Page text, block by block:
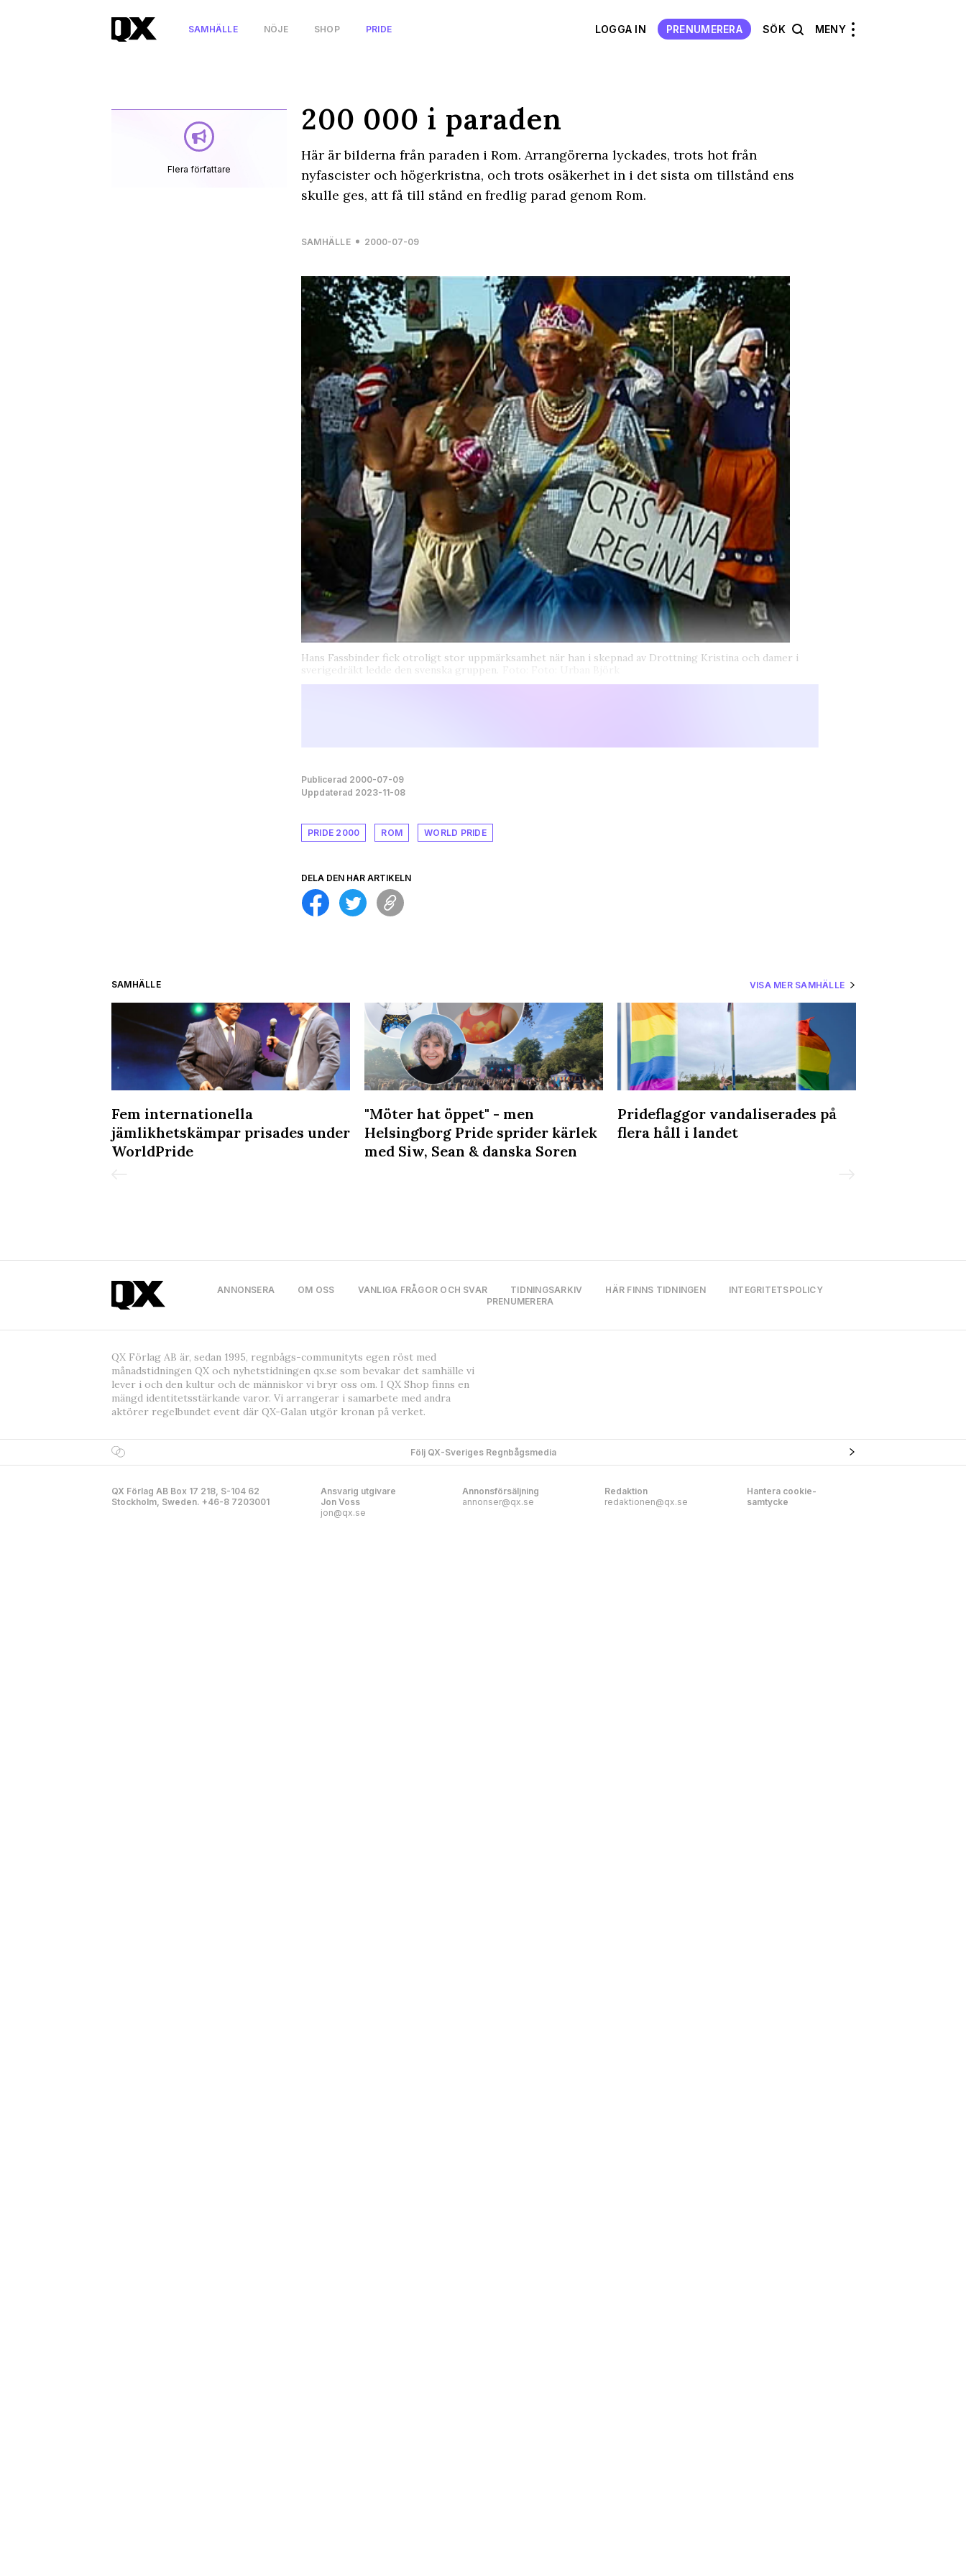
SAMHÄLLE NÖJE SHOP PRIDE LOGGA IN PRENUMERERA SÖK MENY
Flera författare
200 000 i paraden
Här är bilderna från paraden i Rom. Arrangörerna lyckades, trots hot från
nyfascister och högerkristna, och trots osäkerhet in i det sista om tillstånd ens
skulle ges, att få till stånd en fredlig parad genom Rom.
SAMHÄLLE 2000-07-09
Hans Fassbinder fick otroligt stor uppmärksamhet när han i skepnad av Drottning Kristina och damer i
sverigedräkt ledde den svenska gruppen.
Publicerad 2000-07-09
Uppdaterad 2023-11-08
PRIDE 2000 ROM WORLD PRIDE
DELA DEN HÄR ARTIKELN
SAMHÄLLE VISA MER SAMHÄLLE
Fem internationella
jämlikhetskämpar prisades under
WorldPride
"Möter hat öppet" - men
Helsingborg Pride sprider kärlek
med Siw, Sean & danska Soren
Prideflaggor vandaliserades på
flera håll i landet
ANNONSERA OM OSS VANLIGA FRÅGOR OCH SVAR TIDNINGSARKIV HÄR FINNS TIDNINGEN
INTEGRITETSPOLICY
PRENUMERERA
QX Förlag AB är, sedan 1995, regnbågs-communityts egen röst med
månadstidningen QX och nyhetstidningen qx.se som bevakar det samhälle vi
lever i och den kultur och de människor vi bryr oss om. I QX Shop finns en
mängd identitetsstärkande varor. Vi arrangerar i samarbete med andra
aktörer regelbundet event där QX-Galan utgör kronan på verket.
Följ QX-Sveriges Regnbågsmedia
QX Förlag AB Box 17 218, S-104 62
Stockholm, Sweden. +46-8 7203001
Ansvarig utgivare
Jon Voss
jon@qx.se
Annonsförsäljning
annonser@qx.se
Redaktion
redaktionen@qx.se
Hantera cookie-
samtycke